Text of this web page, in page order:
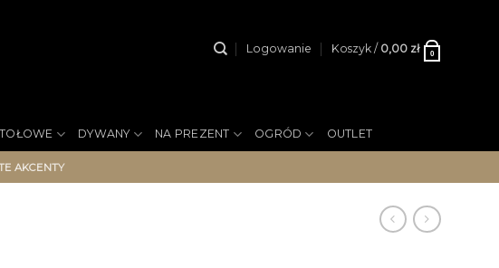
Logowanie Koszyk / 0,00 zł 0
DYWANY NA PREZENT OGRÓD OUTLET
AKCENTY